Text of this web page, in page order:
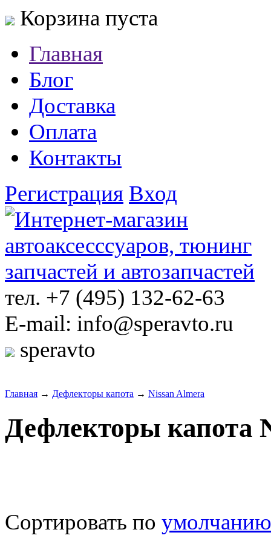
Корзина пуста
Главная
Блог
Доставка
Оплата
Контакты
Регистрация Вход
тел. +7 (495) 132-62-63
E-mail: info@speravto.ru
speravto
Главная → Дефлекторы капота → Nissan Almera
Дефлекторы капота
Сортировать по умолчанию